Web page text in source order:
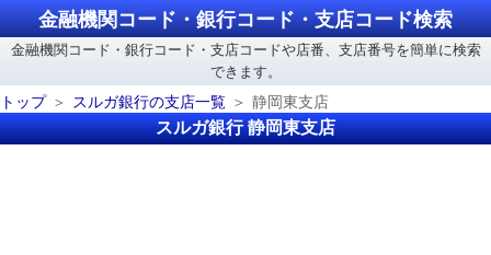
金融機関コード・銀行コード・支店コード検索
金融機関コード・銀行コード・支店コードや店番、支店番号を簡単に検索
できます。
トップ
スルガ銀行の支店一覧 静岡東支店
スルガ銀行 静岡東支店